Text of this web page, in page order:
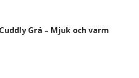
Grå – Mjuk och varm
är en ombonad
och barnvagnen. Filten har en